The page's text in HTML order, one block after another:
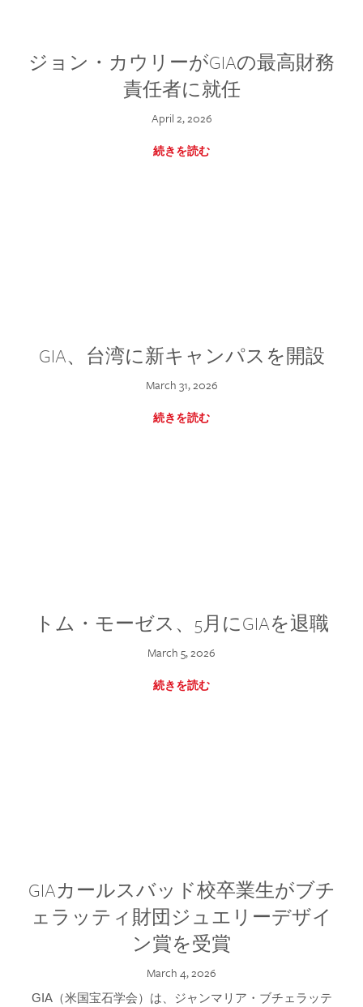
ジョン・カウリーがGIAの最高財務
責任者に就任
April 2, 2026
続きを読む
GIA、台湾に新キャンパスを開設
March 31, 2026
続きを読む
トム・モーゼス、5月にGIAを退職
March 5, 2026
続きを読む
GIAカールスバッド校卒業生がブチ
ェラッティ財団ジュエリーデザイ
ン賞を受賞
March 4, 2026
GIA（米国宝石学会）は、ジャンマリア・ブチェラッテ